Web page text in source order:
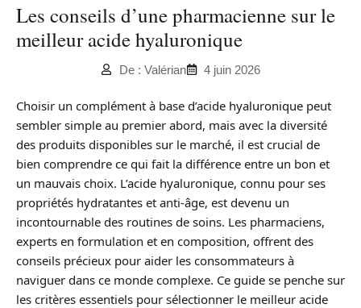
Les conseils d’une pharmacienne sur le
meilleur acide hyaluronique
De : Valérian 4 juin 2026
Choisir un complément à base d’acide hyaluronique peut
sembler simple au premier abord, mais avec la diversité
des produits disponibles sur le marché, il est crucial de
bien comprendre ce qui fait la différence entre un bon et
un mauvais choix. L’acide hyaluronique, connu pour ses
propriétés hydratantes et anti-âge, est devenu un
incontournable des routines de soins. Les pharmaciens,
experts en formulation et en composition, offrent des
conseils précieux pour aider les consommateurs à
naviguer dans ce monde complexe. Ce guide se penche sur
les critères essentiels pour sélectionner le meilleur acide